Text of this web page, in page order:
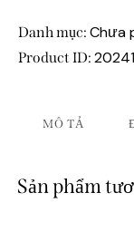
Danh mục: Chưa
Product ID: 20241
MÔ TẢ
Sản phẩm